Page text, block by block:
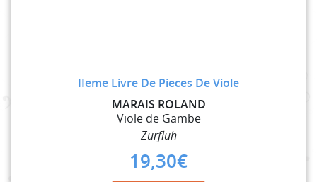
IIeme Livre De Pieces De Viole
MARAIS ROLAND
Viole de Gambe
Zurfluh
19,30€